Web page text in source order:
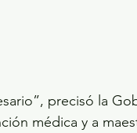
precisó la
médica y a